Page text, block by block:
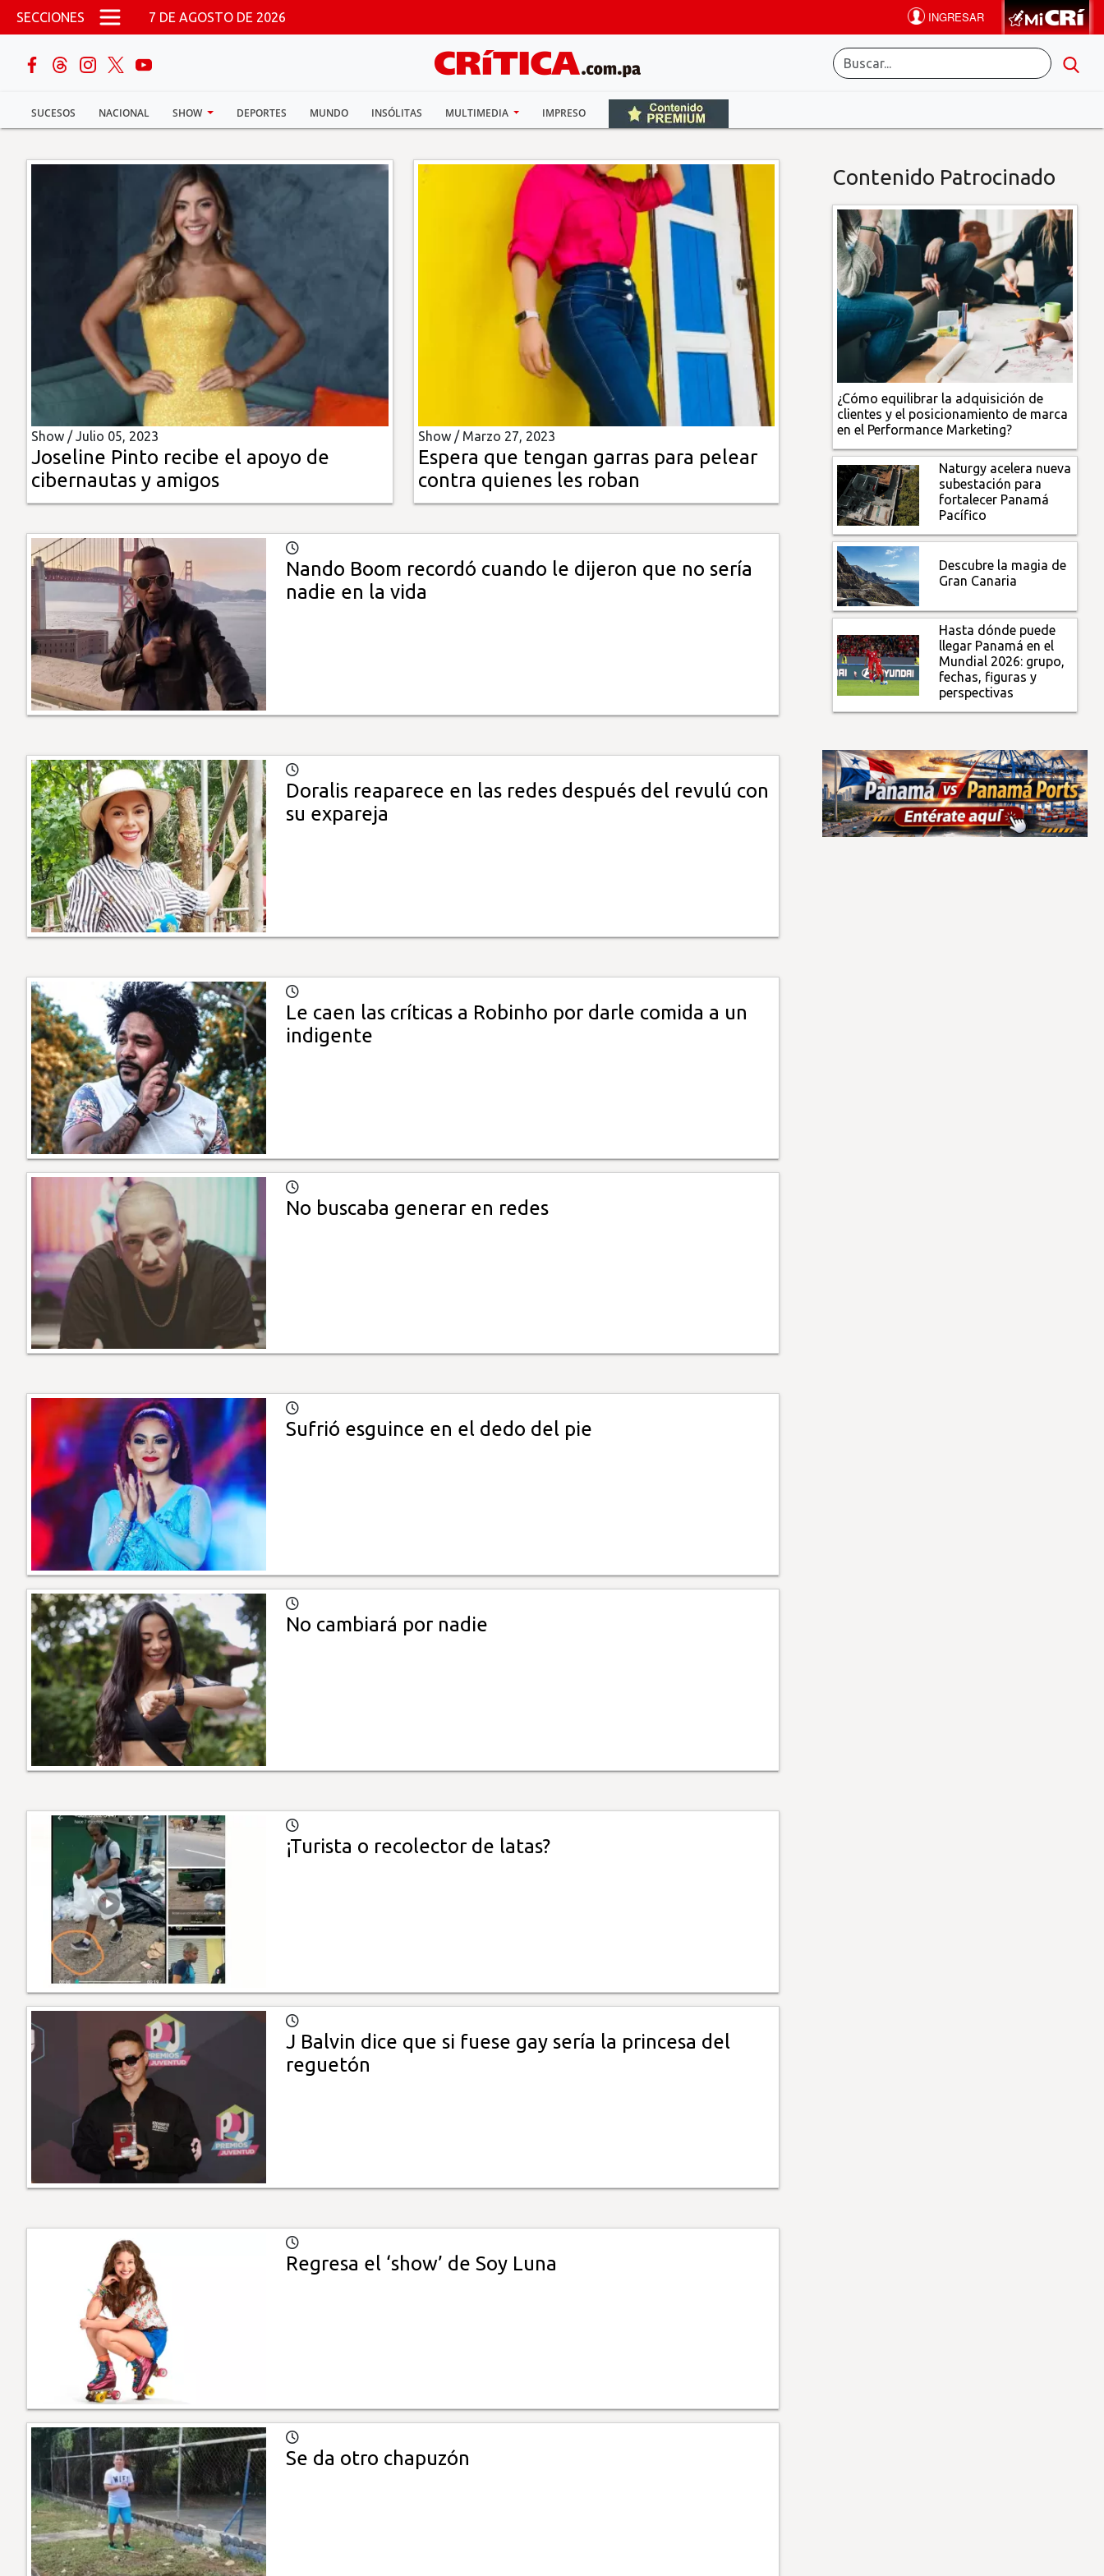
Pasar al contenido principal
SECCIONES 7 DE AGOSTO DE 2026
SUCESOS NACIONAL SHOW DEPORTES MUNDO INSÓLITAS MULTIMEDIA IMPRESO
buscar
Sucesos
Nacional
Multimedia
Impreso
Show /Julio 05, 2023
Joseline Pinto recibe el apoyo de
cibernautas y amigos
Show / Marzo 27, 2023
Espera que tengan garras para pelear
contra quienes les roban
Nando Boom recordó cuando le dijeron que no sería
nadie en la vida
Doralis reaparece en las redes después del revulú con
su expareja
Le caen las críticas a Robinho por darle comida a un
indigente
No buscaba generar en redes
Sufrió esguince en el dedo del pie
No cambiará por nadie
¡Turista o recolector de latas?
J Balvin dice que si fuese gay sería la princesa del
reguetón
Regresa el ‘show’ de Soy Luna
Se da otro chapuzón
Contenido Patrocinado
¿Cómo equilibrar la adquisición de
clientes y el posicionamiento de marca
en el Performance Marketing?
Naturgy acelera nueva
subestación para
fortalecer Panamá
Pacífico
Descubre la magia de
Gran Canaria
Hasta dónde puede
llegar Panamá en el
Mundial 2026: grupo,
fechas, figuras y
perspectivas